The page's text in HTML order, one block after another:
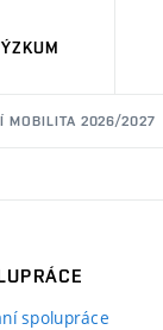
MOBILITA 2026/2027
spolupráce